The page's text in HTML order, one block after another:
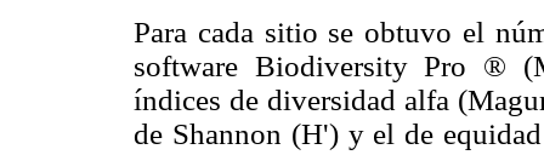
Para cada sitio se obtuvo el
software Biodiversity Pro ®
índices de diversidad alfa
de Shannon (H') y el de